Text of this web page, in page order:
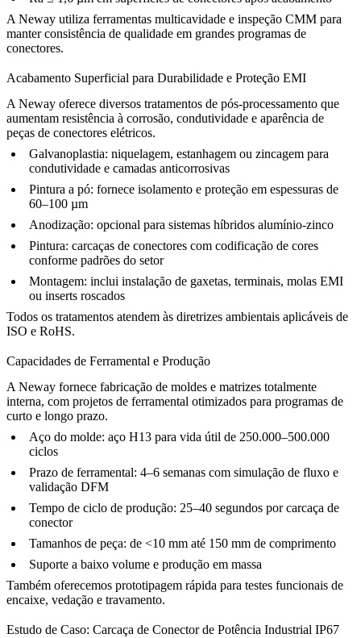
A Neway utiliza ferramentas multicavidade e inspeção CMM para
manter consistência de qualidade em grandes programas de
conectores.
Acabamento Superficial para Durabilidade e Proteção EMI
A Neway oferece diversos tratamentos de pós-processamento que
aumentam resistência à corrosão, condutividade e aparência de
peças de conectores elétricos.
Galvanoplastia: niquelagem, estanhagem ou zincagem para
condutividade e camadas anticorrosivas
Pintura a pó: fornece isolamento e proteção em espessuras de
60–100 µm
Anodização: opcional para sistemas híbridos alumínio-zinco
Pintura: carcaças de conectores com codificação de cores
conforme padrões do setor
Montagem: inclui instalação de gaxetas, terminais, molas EMI
ou inserts roscados
Todos os tratamentos atendem às diretrizes ambientais aplicáveis de
ISO e RoHS.
Capacidades de Ferramental e Produção
A Neway fornece fabricação de moldes e matrizes totalmente
interna, com projetos de ferramental otimizados para programas de
curto e longo prazo.
Aço do molde: aço H13 para vida útil de 250.000–500.000
ciclos
Prazo de ferramental: 4–6 semanas com simulação de fluxo e
validação DFM
Tempo de ciclo de produção: 25–40 segundos por carcaça de
conector
Tamanhos de peça: de <10 mm até 150 mm de comprimento
Suporte a baixo volume e produção em massa
Também oferecemos prototipagem rápida para testes funcionais de
encaixe, vedação e travamento.
Estudo de Caso: Carcaça de Conector de Potência Industrial IP67